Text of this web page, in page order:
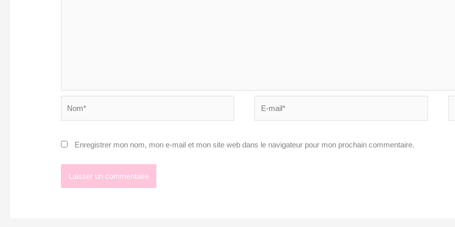
mail*
Enregistrer mon nom, mon e-mail et mon site web dans le navigateur pour mon prochain commentaire.